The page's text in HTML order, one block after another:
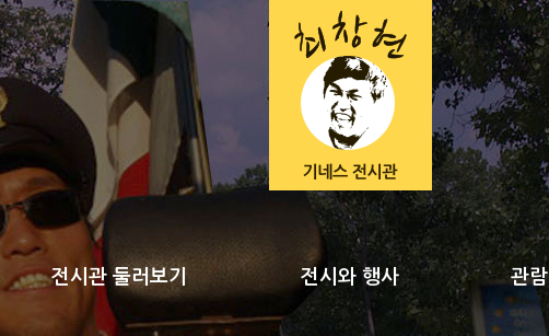
전시관 둘러보기 전시와 행사 관